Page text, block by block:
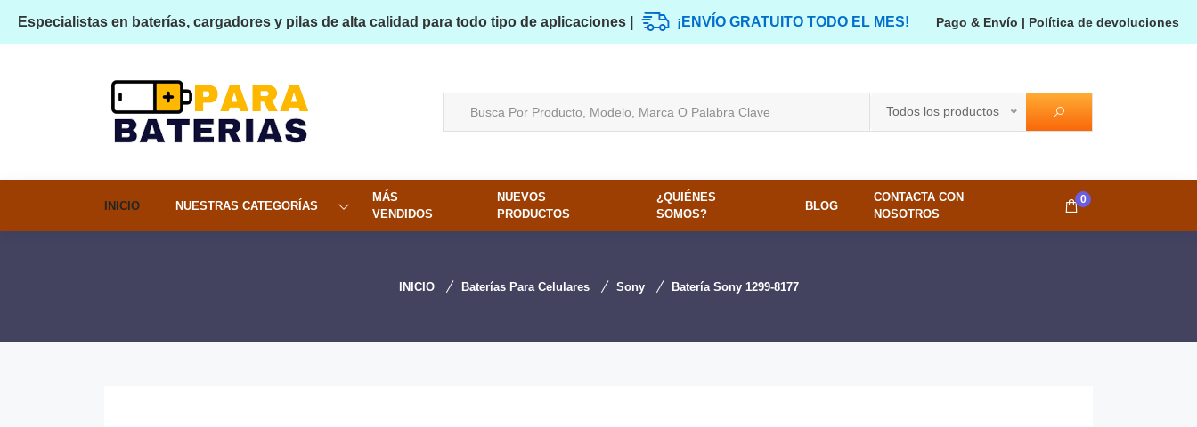
Especialistas en baterías, cargadores y pilas de alta calidad para todo tipo de aplicaciones | ¡ENVÍO GRATUITO TODO EL MES! Pago & Envío | Política de devoluciones
Todos los productos
INICIO NUESTRAS CATEGORÍAS
MÁS
VENDIDOS
NUEVOS
PRODUCTOS
¿QUIÉNES
SOMOS?
BLOG
CONTACTA CON
NOSOTROS
0
INICIO Baterías Para Celulares Sony Batería Sony 1299-8177